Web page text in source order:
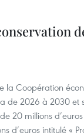
la Coopération
de 2026 à 2030 et
20 millions
d’euros intitulé «